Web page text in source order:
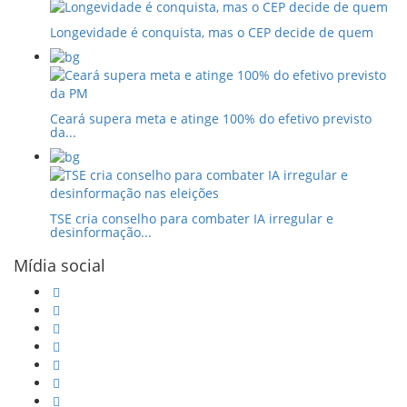
Longevidade é conquista, mas o CEP decide de quem
Ceará supera meta e atinge 100% do efetivo previsto
da...
TSE cria conselho para combater IA irregular e
desinformação...
Mídia social